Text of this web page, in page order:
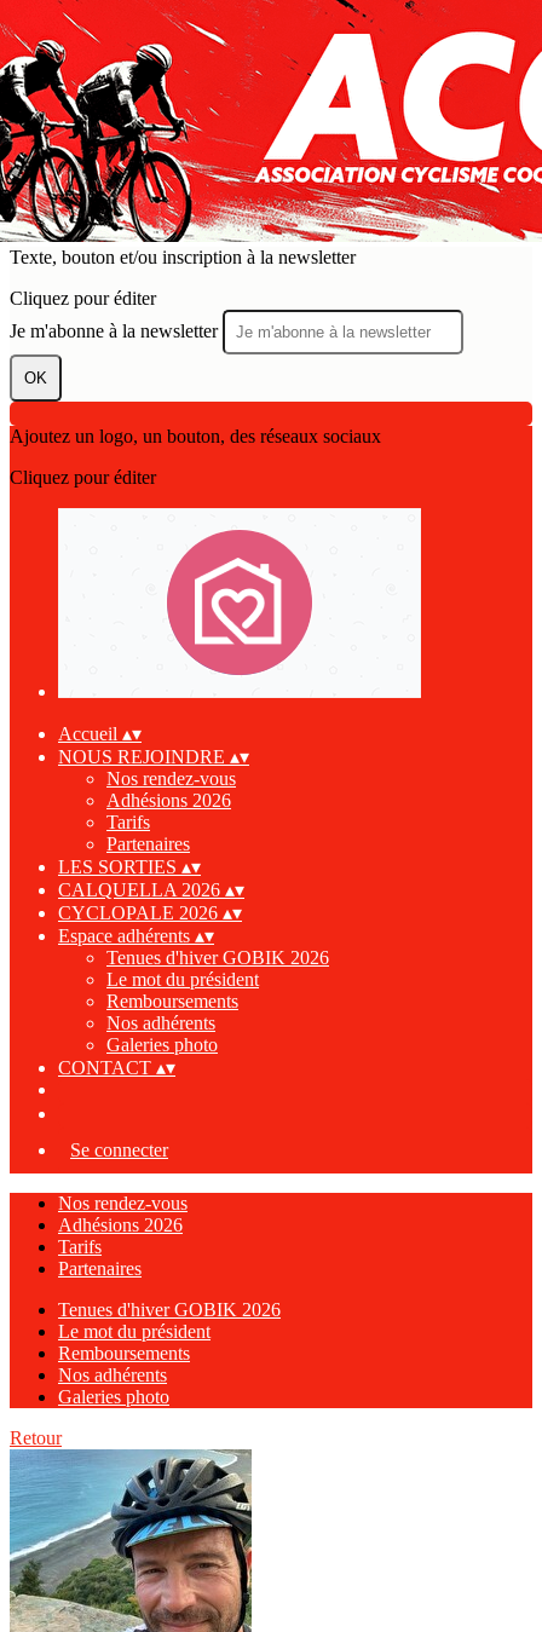
Exporter les lignes sélectionnées
Exporter toutes les colonnes
Exporter uniquement les colonnes affichées
Menu
?>
Images de la page d'accueil
Cliquez pour éditer
Texte, bouton et/ou inscription à la newsletter
Cliquez pour éditer
Je m'abonne à la newsletter
OK
Ajoutez un logo, un bouton, des réseaux sociaux
Cliquez pour éditer
Accueil ▴▾
NOUS REJOINDRE ▴▾
Nos rendez-vous
Adhésions 2026
Tarifs
Partenaires
LES SORTIES ▴▾
CALQUELLA 2026 ▴▾
CYCLOPALE 2026 ▴▾
Espace adhérents ▴▾
Tenues d'hiver GOBIK 2026
Le mot du président
Remboursements
Nos adhérents
Galeries photo
CONTACT ▴▾
Se connecter
Nos rendez-vous
Adhésions 2026
Tarifs
Partenaires
Tenues d'hiver GOBIK 2026
Le mot du président
Remboursements
Nos adhérents
Galeries photo
Retour